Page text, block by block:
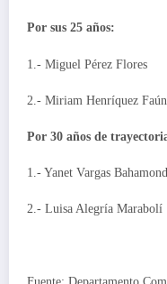
Por sus 25 años:
1.- Miguel Pérez Flores
2.- Miriam Henríquez
Por 30 años de
1.- Yanet Vargas
2.- Luisa Alegría Marabolí